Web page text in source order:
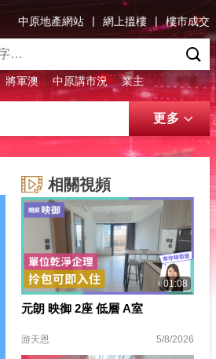
中原地產網站 | 網上搵樓 | 樓市成交
將軍澳 中原講市況 業主
更多
相關視頻
01:08
元朗 映御 2座 低層 A室
游天恩 5/8/2026